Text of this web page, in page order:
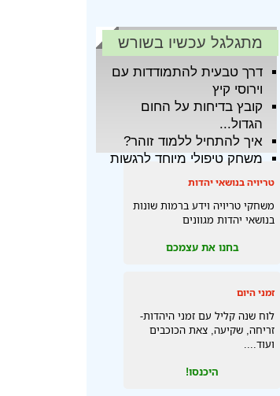
מתגלגל עכשיו בשורש
דרך טבעית להתמודדות עם
וירוסי קיץ
קובץ בדיחות על החום
הגדול...
איך להתחיל ללמוד זוהר?
משחק טיפולי מיוחד לרגשות
טריויה בנושאי יהדות
משחקי טריויה וידע ברמות שונות
בנושאי יהדות מגוונים
בחנו את עצמכם
זמני היום
לוח שנה קליל עם זמני היהדות-
זריחה, שקיעה, צאת הכוכבים
ועוד....
היכנסו!